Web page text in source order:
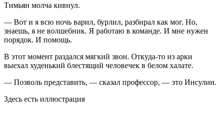
Тимьян молча кивнул.
— Вот и я всю ночь варил, бурлил, разбирал как мог. Но,
знаешь, я не волшебник. Я работаю в команде. И мне нужен
порядок. И помощь.
В этот момент раздался мягкий звон. Откуда-то из арки
выехал худенький блестящий человечек в белом халате.
— Позволь представить, — сказал профессор, — это Инсулин.
Здесь есть иллюстрация